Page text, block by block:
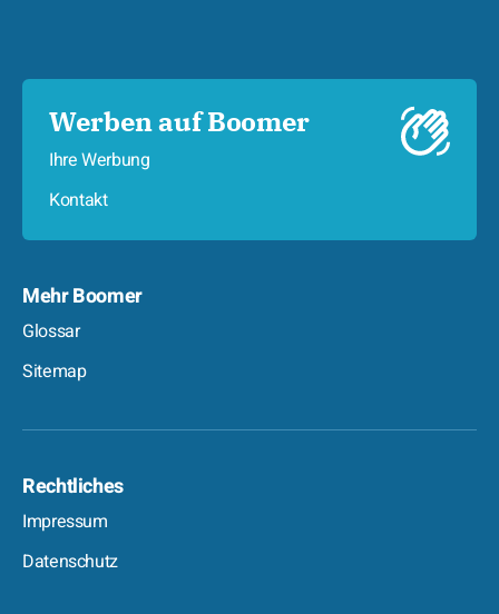
Werben auf Boomer
Ihre Werbung
Kontakt
Mehr Boomer
Glossar
Sitemap
Rechtliches
Impressum
Datenschutz